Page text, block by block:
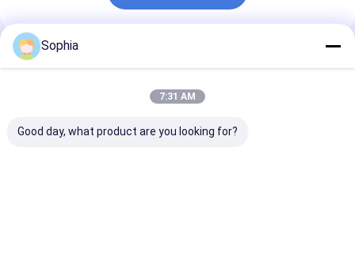
알루미늄 호일 유리천 테이프
포일 표정 크라프트 지
알루미늄 호일 유리 섬유
추천된 제품
Sophia
7:31 AM
Good day, what product are you looking for?